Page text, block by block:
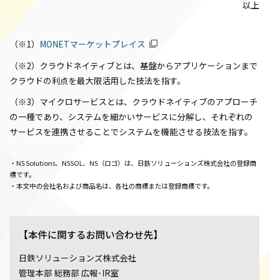
以上
（※1） MONETマーケットプレイス
（※2）クラウドネイティブとは、基盤からアプリケーションまで
クラウドの利点を最大限活用した技法を指す。
（※3）マイクロサービスとは、クラウドネイティブのアプローチ
の一種であり、システムを細かいサービスに分解し、それぞれの
サービスを連携させることでシステムを機能させる技法を指す。
・NS Solutions、NSSOL、NS（ロゴ）は、日鉄ソリューションズ株式会社の登録商
標です。
・本文中の会社名および商品名は、各社の商標または登録商標です。
【本件に関するお問い合わせ先】
日鉄ソリューションズ株式会社
管理本部 総務部 広報･IR室